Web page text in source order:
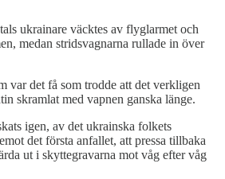
ukrainare väcktes av flyglarmet och
medan stridsvagnarna rullade in över
var det få som trodde att det verkligen
skramlat med vapnen ganska länge.
igen, av det ukrainska folkets
det första anfallet, att pressa tillbaka
ut i skyttegravarna mot våg efter våg